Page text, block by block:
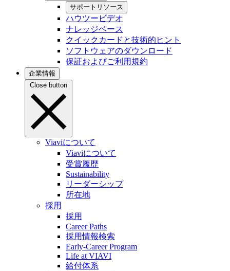
サポートリソース
ハウツービデオ
ナレッジベース
クイックカードと技術的ヒント
ソフトウェアのダウンロード
保証およびご利用規約
企業情報
Close button
Viaviについて
Viaviについて
受賞履歴
Sustainability
リーダーシップ
所在地
採用
採用
Career Paths
採用情報検索
Early-Career Program
Life at VIAVI
給付体系